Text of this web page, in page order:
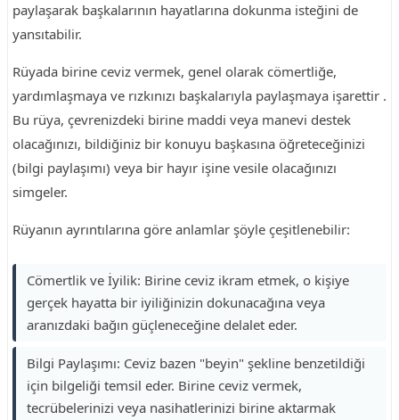
paylaşarak başkalarının hayatlarına dokunma isteğini de
yansıtabilir.
Rüyada birine ceviz vermek, genel olarak cömertliğe,
yardımlaşmaya ve rızkınızı başkalarıyla paylaşmaya işarettir .
Bu rüya, çevrenizdeki birine maddi veya manevi destek
olacağınızı, bildiğiniz bir konuyu başkasına öğreteceğinizi
(bilgi paylaşımı) veya bir hayır işine vesile olacağınızı
simgeler.
Rüyanın ayrıntılarına göre anlamlar şöyle çeşitlenebilir:
Cömertlik ve İyilik: Birine ceviz ikram etmek, o kişiye
gerçek hayatta bir iyiliğinizin dokunacağına veya
aranızdaki bağın güçleneceğine delalet eder.
Bilgi Paylaşımı: Ceviz bazen "beyin" şekline benzetildiği
için bilgeliği temsil eder. Birine ceviz vermek,
tecrübelerinizi veya nasihatlerinizi birine aktarmak